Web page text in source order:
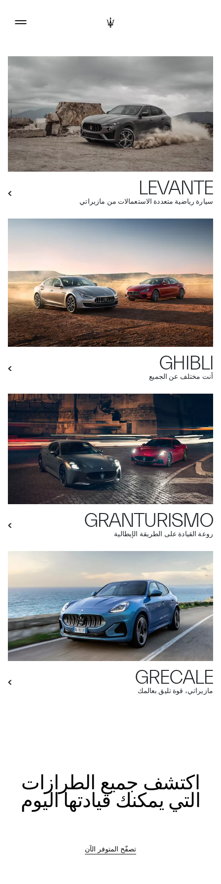
LEVANTE
سيارة رياضية متعددة الاستعمالات من مازيراتي
GHIBLI
أنت مختلف عن الجميع
GRANTURISMO
روعة القيادة على الطريقة الإيطالية
GRECALE
مازيراتي، قوة تليق بعالمك
اكتشف جميع الطرازات
التي يمكنك قيادتها اليوم
تصفّح المتوفر الآن